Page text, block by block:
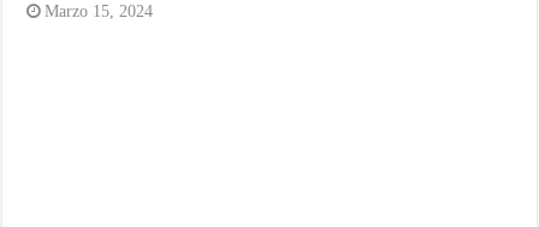
Marzo 15, 2024